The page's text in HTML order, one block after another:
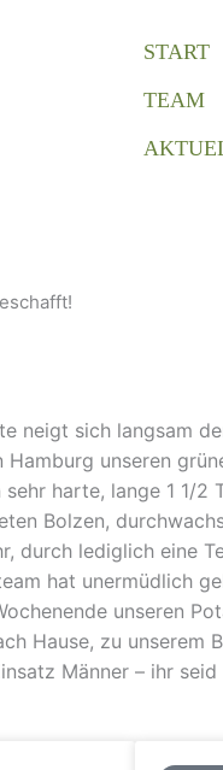
START
TEAM
neigt sich langsam
unseren
harte, lange 1 1/2
Bolzen,
durch lediglich eine
hat unermüdlich
unseren
Hause, zu unserem
Männer – ihr seid